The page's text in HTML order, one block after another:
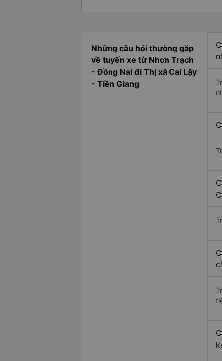
Những câu hỏi thường gặp
về tuyến xe từ Nhơn Trạch
- Đồng Nai đi Thị xã Cai Lậy
- Tiền Giang